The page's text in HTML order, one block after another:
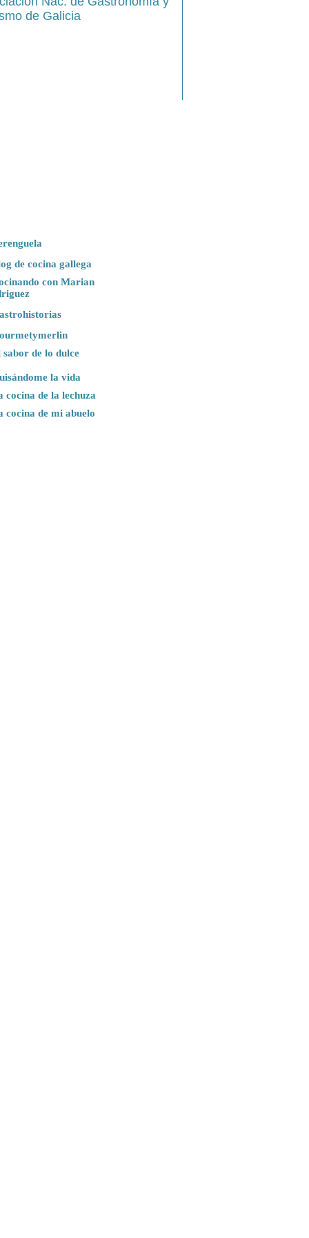
de Galicia
de cocina gallega
con Marian
sabor de lo dulce
la vida
cocina de la lechuza
cocina de mi abuelo